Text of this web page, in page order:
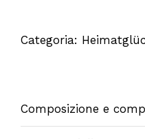
Categoria:
Composizione e